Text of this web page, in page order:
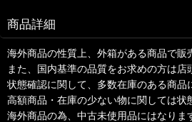
商品詳細
海外商品の性質上、外箱がある商品で販
また、国内基準の品質をお求めの方は店
状態確認に関して、多数在庫のある商
高額商品・在庫の少ない物に関しては状
海外商品の為、中古未使用品にはなりま